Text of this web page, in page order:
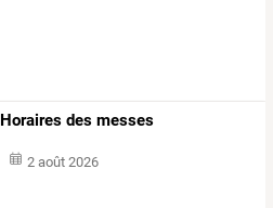
Horaires des messes
2 août 2026